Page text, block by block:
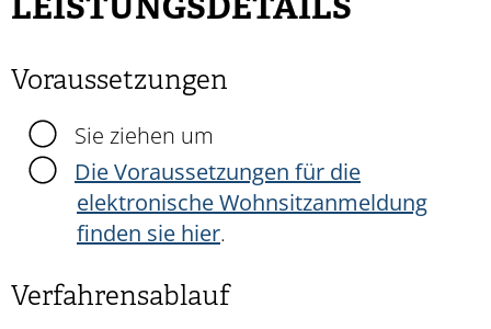
LEISTUNGSDETAILS
Voraussetzungen
Sie ziehen um
Die Voraussetzungen für die
elektronische Wohnsitzanmeldung
finden sie hier.
Verfahrensablauf